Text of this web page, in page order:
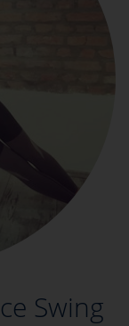
Swing